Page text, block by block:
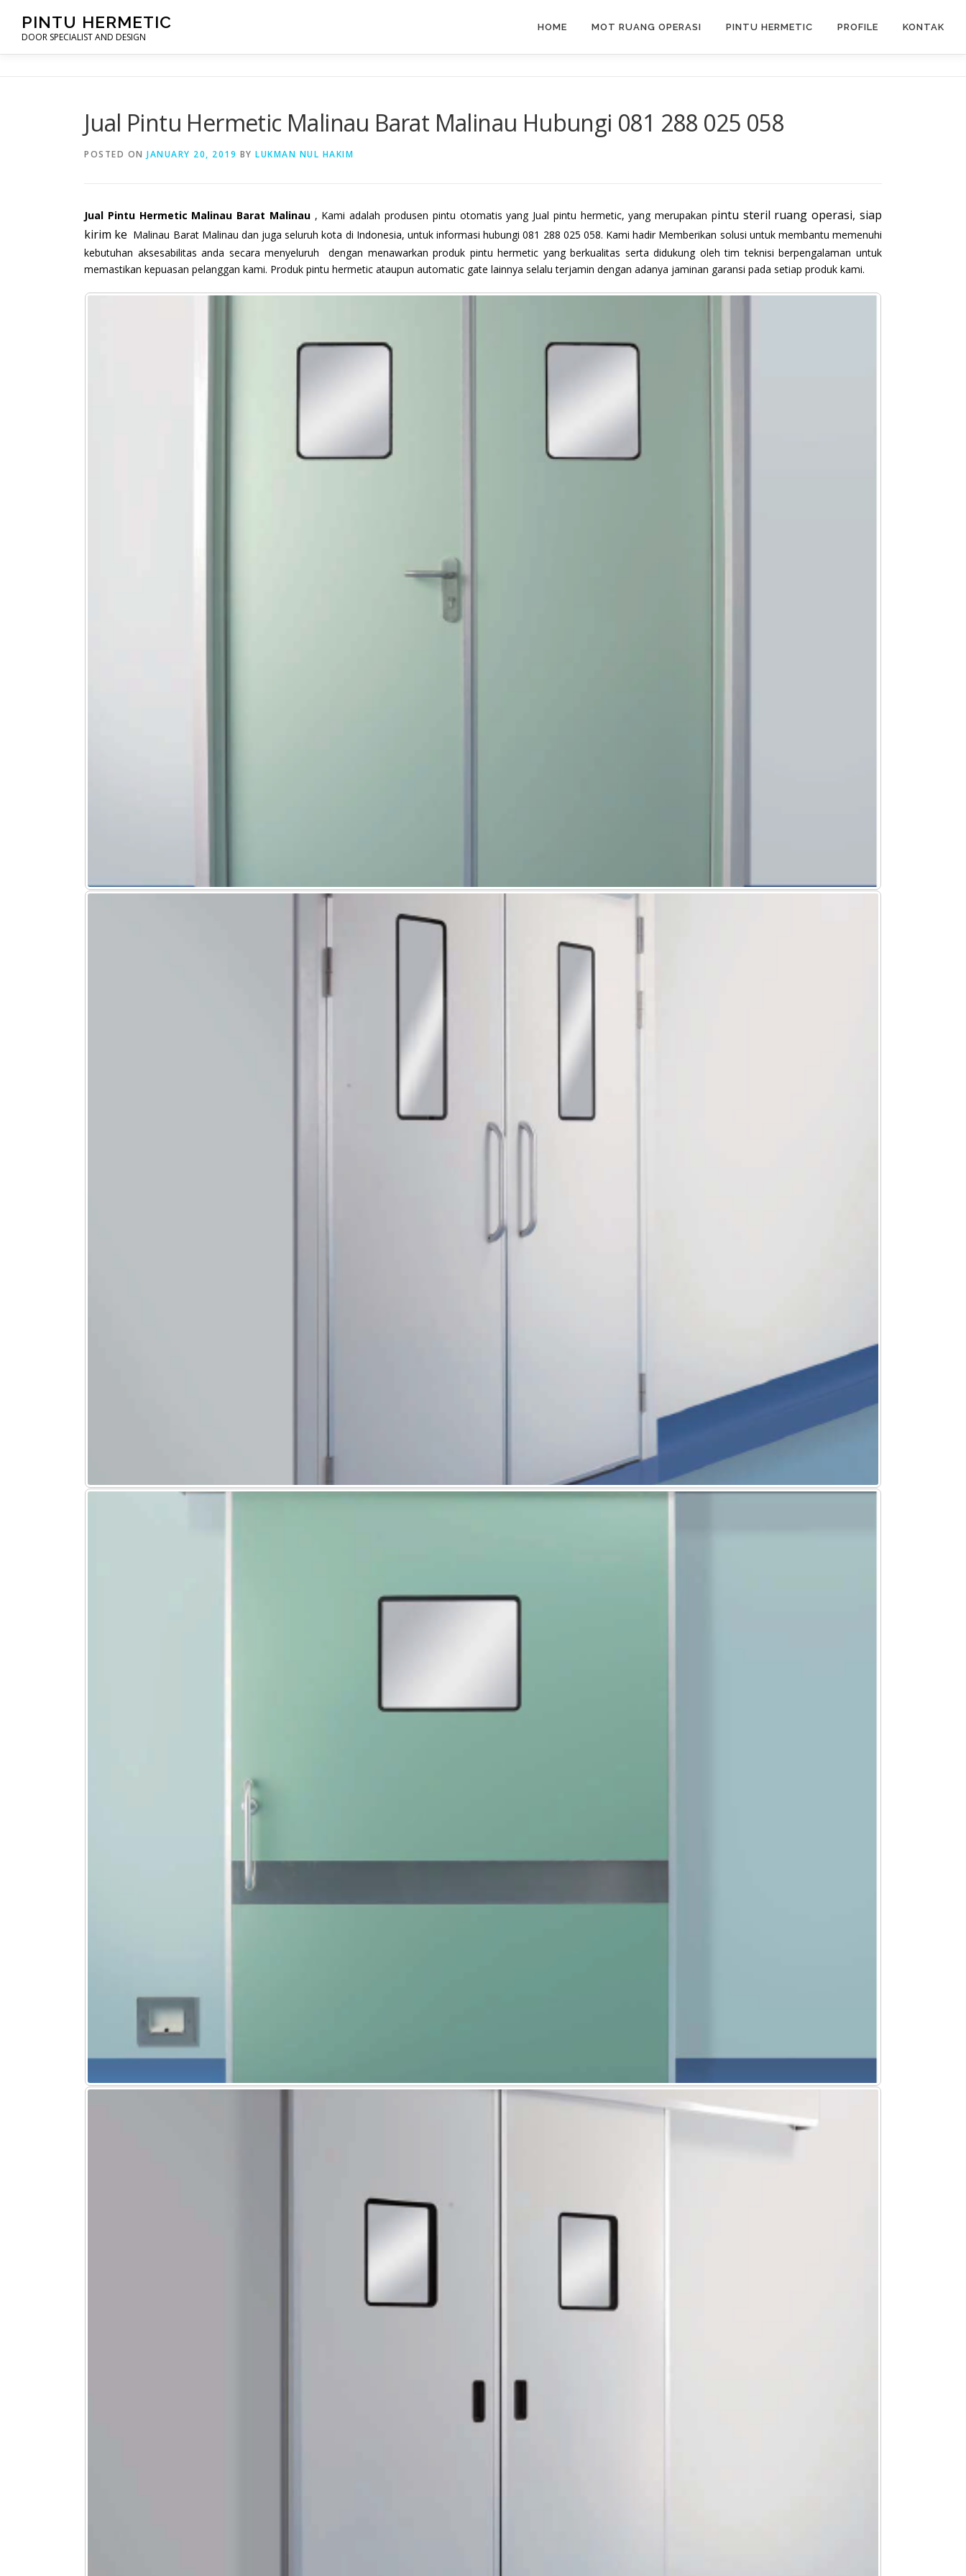
content
PINTU HERMETIC
DOOR SPECIALIST AND DESIGN
HOME MOT RUANG OPERASI PINTU HERMETIC PROFILE KONTAK
Jual Pintu Hermetic Malinau Barat Malinau Hubungi 081 288 025 058
POSTED ON JANUARY 20, 2019 BY LUKMAN NUL HAKIM
Jual Pintu Hermetic Malinau Barat Malinau, Kami adalah produsen pintu otomatis yang Jual pintu hermetic, yang merupakan pintu steril ruang operasi, siap
kirim ke Malinau Barat Malinau dan juga seluruh kota di Indonesia, untuk informasi hubungi 081 288 025 058. Kami hadir Memberikan solusi untuk membantu memenuhi
kebutuhan aksesabilitas anda secara menyeluruh dengan menawarkan produk pintu hermetic yang berkualitas serta didukung oleh tim teknisi berpengalaman untuk
memastikan kepuasan pelanggan kami. Produk pintu hermetic ataupun automatic gate lainnya selalu terjamin dengan adanya jaminan garansi pada setiap produk kami.